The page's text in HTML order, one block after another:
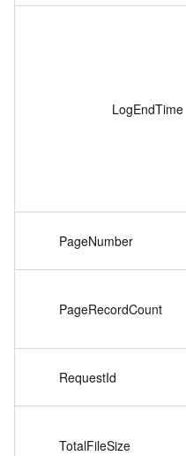
LogEndTime
PageNumber
PageRecordCount
RequestId
TotalFileSize